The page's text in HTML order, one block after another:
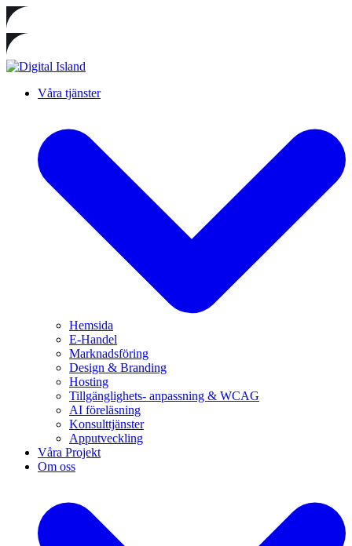
Våra tjänster
Hemsida
E-Handel
Marknadsföring
Design & Branding
Hosting
Tillgänglighets- anpassning & WCAG
AI föreläsning
Konsulttjänster
Apputveckling
Våra Projekt
Om oss